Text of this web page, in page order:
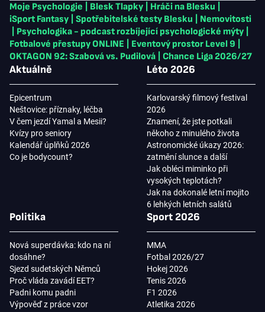
Moje Psychologie Blesk Tlapky Hráči na Blesku
iSport Fantasy
Spotřebitelské testy Blesku
Nemovitosti
Psychologika - podcast rozbíjející psychologické mýty
Fotbalové přestupy ONLINE
Eventový prostor Level 9
OKTAGON 92: Szabová vs. Pudilová
Chance Liga 2026/27
Aktuálně
Epicentrum
Neštovice: příznaky, léčba
V čem jezdí Yamal a Mesii?
Kvízy pro seniory
Kalendář úplňků 2026
Co je bodycount?
Léto 2026
Karlovarský filmový festival
2026
Znamení, že jste potkali
někoho z minulého života
Astronomické úkazy 2026:
zatmění slunce a další
Jak obléci miminko při
vysokých teplotách?
Jak na dokonalé letní mojito
6 lehkých letních salátů
Politika
Nová superdávka: kdo na ní
dosáhne?
Sjezd sudetských Němců
Proč vláda zavádí EET?
Padni komu padni
Výpověď z práce vzor
Sport 2026
MMA
Fotbal 2026/27
Hokej 2026
Tenis 2026
F1 2026
Atletika 2026